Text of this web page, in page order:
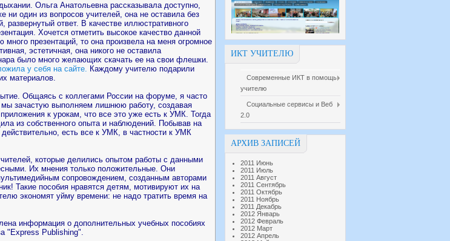
ИКТ УЧИТЕЛЮ
Современные ИКТ в помощь
учителю
Социальные сервисы и Веб
2.0
АРХИВ ЗАПИСЕЙ
2011 Июнь
2011 Июль
2011 Август
2011 Сентябрь
2011 Октябрь
2011 Ноябрь
2011 Декабрь
2012 Январь
2012 Февраль
2012 Март
2012 Апрель
Ольга Анатольевна рассказывала доступно,
ни один из вопросов учителей, она не оставила без
ответ. В качестве иллюстративного
Хочется отметить высокое качество данной
много презентаций, то она произвела на меня огромное
эстетичная, она никого не оставила
было много желающих скачать ее на свои флешки.
у себя на сайте. Каждому учителю подарили
материалов.
Общаясь с коллегами России на форуме, я часто
зачастую выполняем лишнюю работу, создавая
к урокам, что все это уже есть к УМК. Тогда
из собственного опыта и наблюдений. Побывав на
есть все к УМК, в частности к УМК
которые делились опытом работы с данными
Их мнения только положительные. Они
сопровождением, созданным авторами
Такие пособия нравятся детям, мотивируют их на
экономят уйму времени: не надо тратить время на
информация о дополнительных учебных пособиях
"Express Publishing".